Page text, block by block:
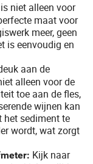
niet alleen voor
maat voor
meer, geen
is eenvoudig en
aan de
alleen voor de
toe aan de fles,
wijnen kan
het sediment te
wordt, wat zorgt
Kijk naar